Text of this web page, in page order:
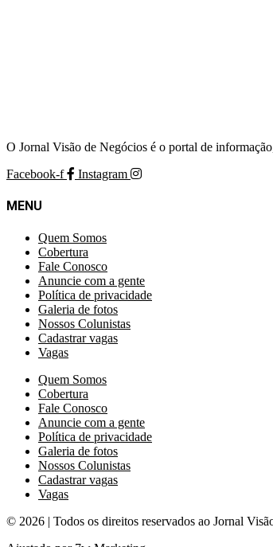
O Jornal Visão de Negócios é o portal de
Facebook-f
Instagram
MENU
Quem Somos
Cobertura
Fale Conosco
Anuncie com a gente
Política de privacidade
Galeria de fotos
Nossos Colunistas
Cadastrar vagas
Vagas
Quem Somos
Cobertura
Fale Conosco
Anuncie com a gente
Política de privacidade
Galeria de fotos
Nossos Colunistas
Cadastrar vagas
Vagas
© 2026 | Todos os direitos reservados ao Jornal